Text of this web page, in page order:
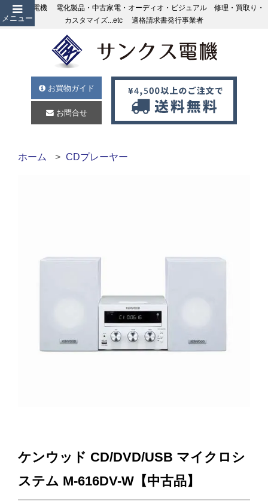
メニュー
サンクス電機 電化製品・中古家電・オーディオ・ビジュアル 修理・買取り・
カスタマイズ...etc 適格請求書発行事業者
お買物ガイド
お問合せ
ホーム CDプレーヤー
ケンウッド CD/DVD/USB マイクロシ
ステム M-616DV-W【中古品】